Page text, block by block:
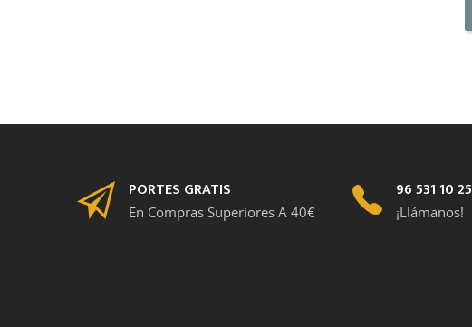
PORTES GRATIS
En Compras Superiores A 40€
96 531 10 25
¡Llámanos!